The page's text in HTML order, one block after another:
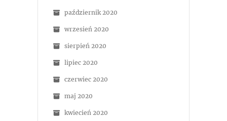
październik 2020
wrzesień 2020
sierpień 2020
lipiec 2020
czerwiec 2020
maj 2020
kwiecień 2020